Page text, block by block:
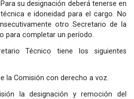
su designación deberá tenerse en
e idoneidad para el cargo. No
otro Secretario de la
para completar un período.
Técnico tiene los siguientes
la Comisión con derecho a voz.
la designación y remoción del